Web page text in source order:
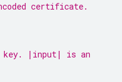
certificate.
key. |input| is an